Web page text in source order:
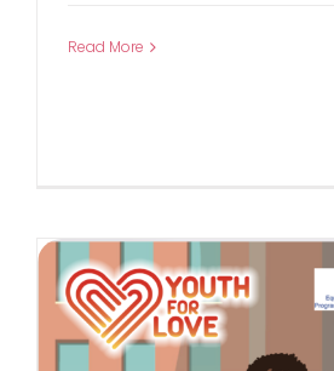
Read More